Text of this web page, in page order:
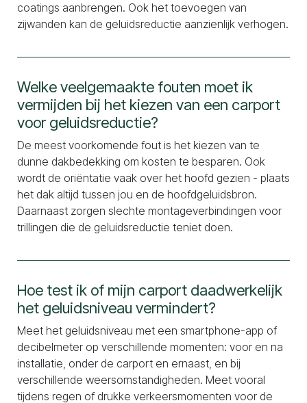
coatings aanbrengen. Ook het toevoegen van
zijwanden kan de geluidsreductie aanzienlijk verhogen.
Welke veelgemaakte fouten moet ik
vermijden bij het kiezen van een carport
voor geluidsreductie?
De meest voorkomende fout is het kiezen van te
dunne dakbedekking om kosten te besparen. Ook
wordt de oriëntatie vaak over het hoofd gezien - plaats
het dak altijd tussen jou en de hoofdgeluidsbron.
Daarnaast zorgen slechte montageverbindingen voor
trillingen die de geluidsreductie teniet doen.
Hoe test ik of mijn carport daadwerkelijk
het geluidsniveau vermindert?
Meet het geluidsniveau met een smartphone-app of
decibelmeter op verschillende momenten: voor en na
installatie, onder de carport en ernaast, en bij
verschillende weersomstandigheden. Meet vooral
tijdens regen of drukke verkeersmomenten voor de